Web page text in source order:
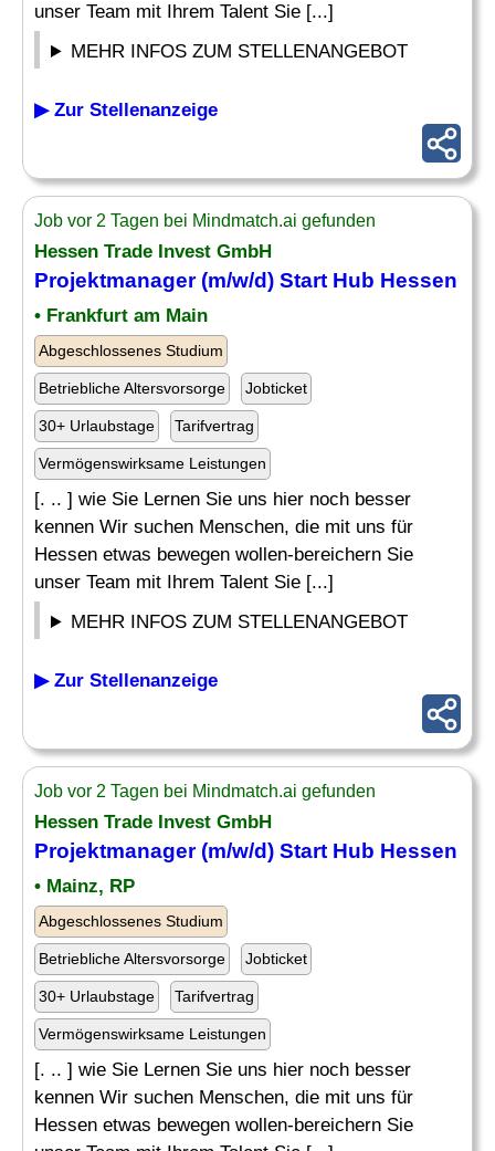
unser Team mit Ihrem Talent Sie [...]
MEHR INFOS ZUM STELLENANGEBOT
▶ Zur Stellenanzeige
Job vor 2 Tagen bei Mindmatch.ai gefunden
Hessen Trade Invest GmbH
Projektmanager (m/w/d) Start Hub Hessen
• Frankfurt am Main
Abgeschlossenes Studium
Betriebliche Altersvorsorge Jobticket
30+ Urlaubstage Tarifvertrag
Vermögenswirksame Leistungen
[. .. ] wie Sie Lernen Sie uns hier noch besser
kennen Wir suchen Menschen, die mit uns für
Hessen etwas bewegen wollen-bereichern Sie
unser Team mit Ihrem Talent Sie [...]
MEHR INFOS ZUM STELLENANGEBOT
▶ Zur Stellenanzeige
Job vor 2 Tagen bei Mindmatch.ai gefunden
Hessen Trade Invest GmbH
Projektmanager (m/w/d) Start Hub Hessen
• Mainz, RP
Abgeschlossenes Studium
Betriebliche Altersvorsorge Jobticket
30+ Urlaubstage Tarifvertrag
Vermögenswirksame Leistungen
[. .. ] wie Sie Lernen Sie uns hier noch besser
kennen Wir suchen Menschen, die mit uns für
Hessen etwas bewegen wollen-bereichern Sie